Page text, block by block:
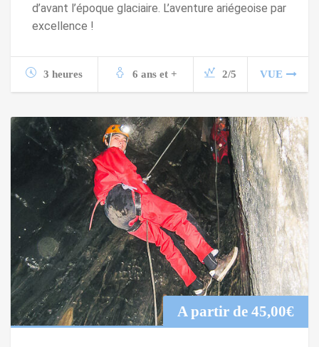
d’avant l’époque glaciaire. L’aventure ariégeoise par
excellence !
3 heures 6 ans et + 2/5 VUE
A partir de 45,00€